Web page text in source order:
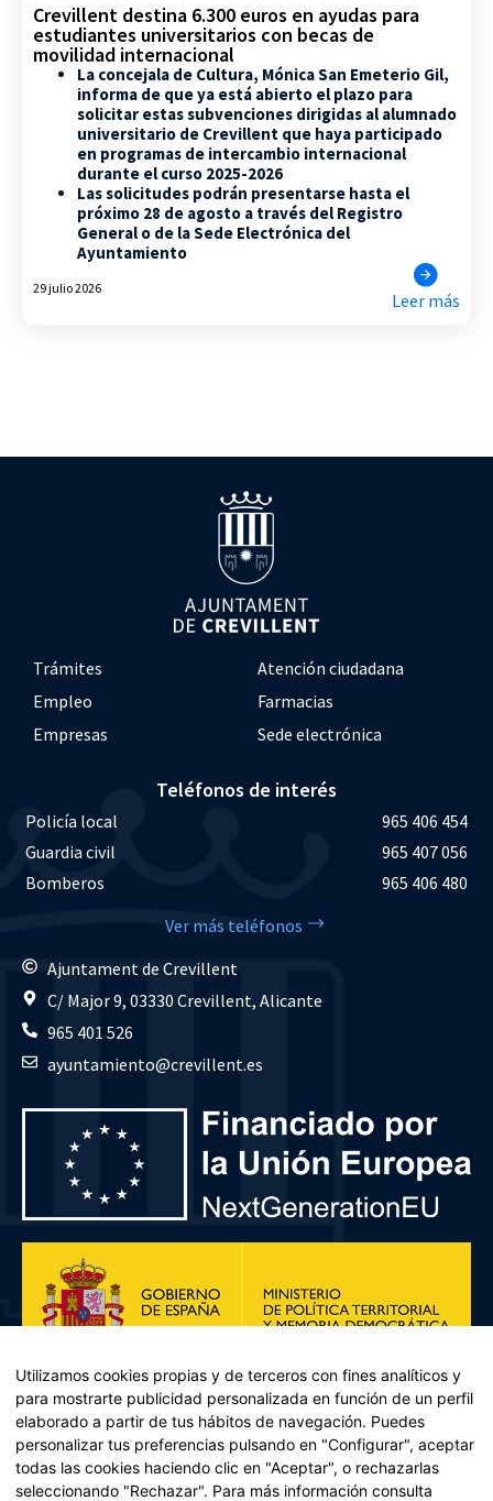
Crevillent destina 6.300 euros en ayudas para
estudiantes universitarios con becas de
movilidad internacional
La concejala de Cultura, Mónica San Emeterio Gil,
informa de que ya está abierto el plazo para
solicitar estas subvenciones dirigidas al alumnado
universitario de Crevillent que haya participado
en programas de intercambio internacional
durante el curso 2025-2026
Las solicitudes podrán presentarse hasta el
próximo 28 de agosto a través del Registro
General o de la Sede Electrónica del
Ayuntamiento
29 julio 2026
Leer más
Trámites
Atención ciudadana
Empleo
Farmacias
Empresas
Sede electrónica
Teléfonos de interés
Policía local
965 406 454
Guardia civil
965 407 056
Bomberos
965 406 480
Ver más teléfonos
Ajuntament de Crevillent
C/ Major 9, 03330 Crevillent, Alicante
965 401 526
ayuntamiento@crevillent.es
Utilizamos cookies propias y de terceros con fines analíticos y
para mostrarte publicidad personalizada en función de un perfil
elaborado a partir de tus hábitos de navegación. Puedes
personalizar tus preferencias pulsando en "Configurar", aceptar
todas las cookies haciendo clic en "Aceptar", o rechazarlas
seleccionando "Rechazar". Para más información consulta